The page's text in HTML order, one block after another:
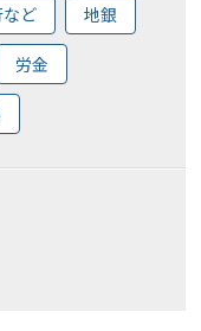
ど 地銀
労金